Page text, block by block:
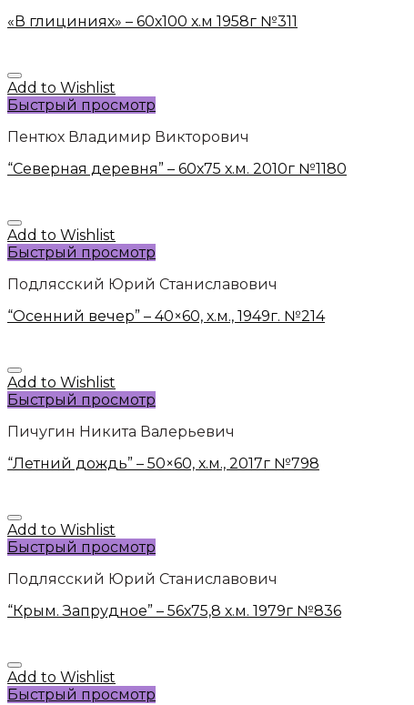
«В глициниях» – 60х100 х.м 1958г №311
Add to Wishlist
Быстрый просмотр
Пентюх Владимир Викторович
“Северная деревня” – 60х75 х.м. 2010г №1180
Add to Wishlist
Быстрый просмотр
Подлясский Юрий Станиславович
“Осенний вечер” – 40×60, х.м., 1949г. №214
Add to Wishlist
Быстрый просмотр
Пичугин Никита Валерьевич
“Летний дождь” – 50×60, х.м., 2017г №798
Add to Wishlist
Быстрый просмотр
Подлясский Юрий Станиславович
“Крым. Запрудное” – 56х75,8 х.м. 1979г №836
Add to Wishlist
Быстрый просмотр